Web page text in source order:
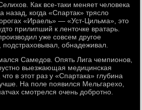
Как все-таки меняет человека
назад, когда «Спартак» трясло
«Ираель» — «Уст-Цильма», это
прилипший к ленточке вратарь.
уже совсем другое
обнадеживал.
Самедов. Опять Лига чемпионов,
выезжающая медицинская
в этот раз у «Спартака» глубина
На поле появился Мельгарехо,
смотрелся очень добротно.